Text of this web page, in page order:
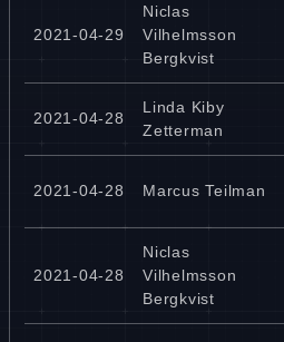
2021-04-29
Niclas
Vilhelmsson
Bergkvist
2021-04-28
Linda Kiby
Zetterman
2021-04-28 Marcus Teilman
2021-04-28
Niclas
Vilhelmsson
Bergkvist